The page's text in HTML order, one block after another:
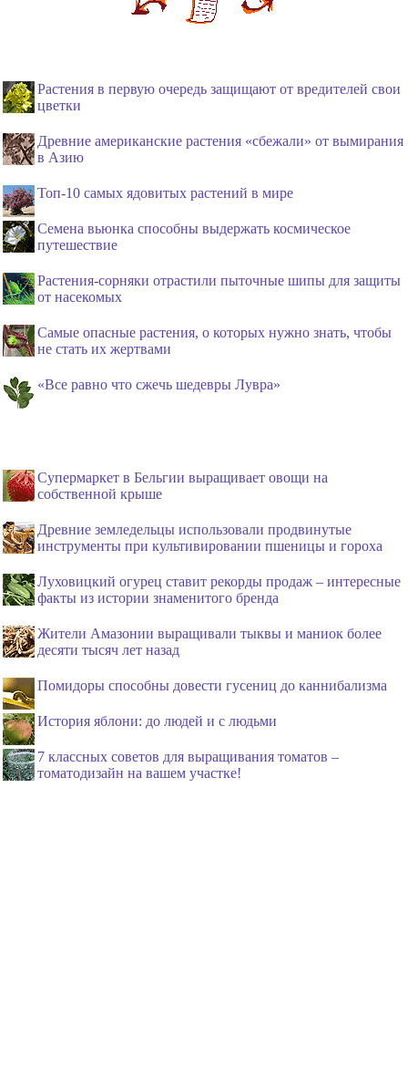
Растения в первую очередь защищают от вредителей свои
цветки
Древние американские растения «сбежали» от вымирания
в Азию
Топ-10 самых ядовитых растений в мире
Семена вьюнка способны выдержать космическое
путешествие
Растения-сорняки отрастили пыточные шипы для защиты
от насекомых
Самые опасные растения, о которых нужно знать, чтобы
не стать их жертвами
«Все равно что сжечь шедевры Лувра»
Супермаркет в Бельгии выращивает овощи на
собственной крыше
Древние земледельцы использовали продвинутые
инструменты при культивировании пшеницы и гороха
Луховицкий огурец ставит рекорды продаж – интересные
факты из истории знаменитого бренда
Жители Амазонии выращивали тыквы и маниок более
десяти тысяч лет назад
Помидоры способны довести гусениц до каннибализма
История яблони: до людей и с людьми
7 классных советов для выращивания томатов –
томатодизайн на вашем участке!